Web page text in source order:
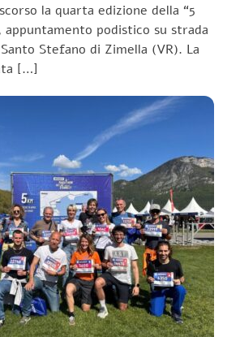
la quarta edizione della “5
appuntamento podistico su strada
Stefano di Zimella (VR). La
[…]